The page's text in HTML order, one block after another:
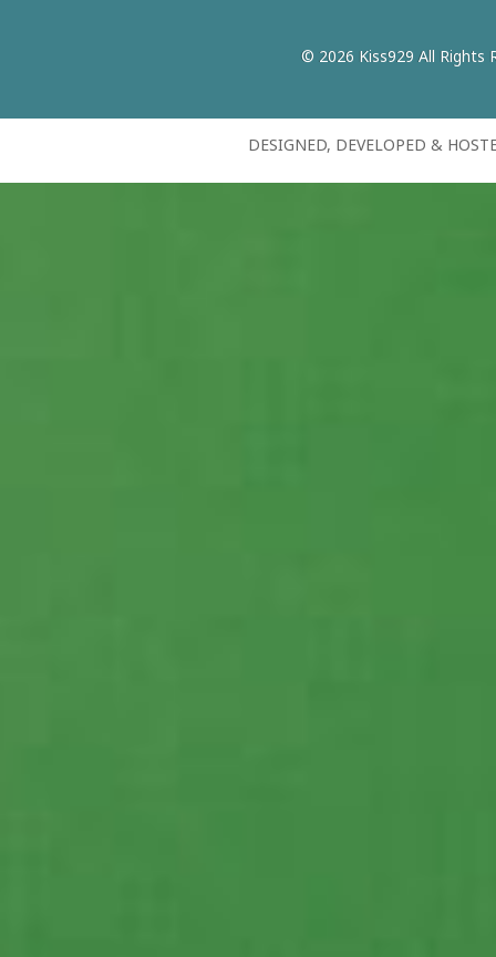
© 2026 Kiss929 All Rights
DESIGNED, DEVELOPED &